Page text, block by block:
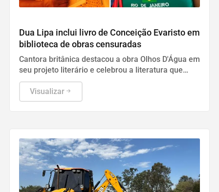
Dua Lipa inclui livro de Conceição Evaristo em
biblioteca de obras censuradas
Cantora britânica destacou a obra Olhos D'Água em
seu projeto literário e celebrou a literatura que
desafia estruturas de poder
Visualizar